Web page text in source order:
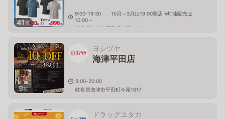
41枚
9:00-19:30 10月～3月は19:00閉店 ※灯油販売は
10:00～
岐阜県海津市平田町今尾845-1
9枚
ヨシヅヤ
海津平田店
9:00-20:00
岐阜県海津市平田町今尾1617
ドラッグユタカ